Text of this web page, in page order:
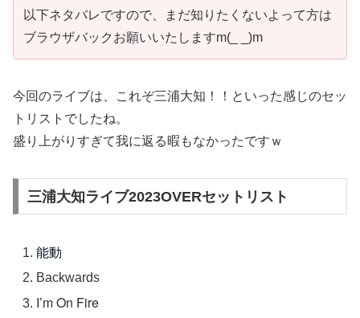
以下ネタバレですので、まだ知りたくないよって方は
ブラウザバックお願いいたしますm(_ _)m
今回のライブは、これぞ三浦大知！！といった感じのセッ
トリストでしたね。
盛り上がりすぎて我に返る暇もなかったですｗ
三浦大知ライブ2023OVERセットリスト
能動
Backwards
I’m On Fire